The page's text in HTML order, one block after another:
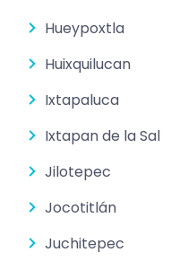
Hueypoxtla
Huixquilucan
Ixtapaluca
Ixtapan de la Sal
Jilotepec
Jocotitlán
Juchitepec